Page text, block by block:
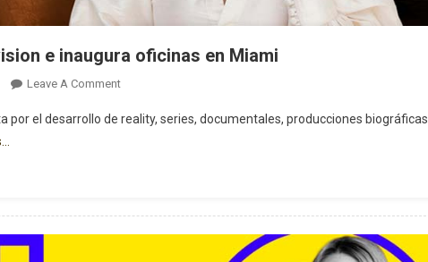
e inaugura oficinas en Miami
Leave A CommentOn
Rodríguez
por el desarrollo de reality, series, documentales, producciones biográficas